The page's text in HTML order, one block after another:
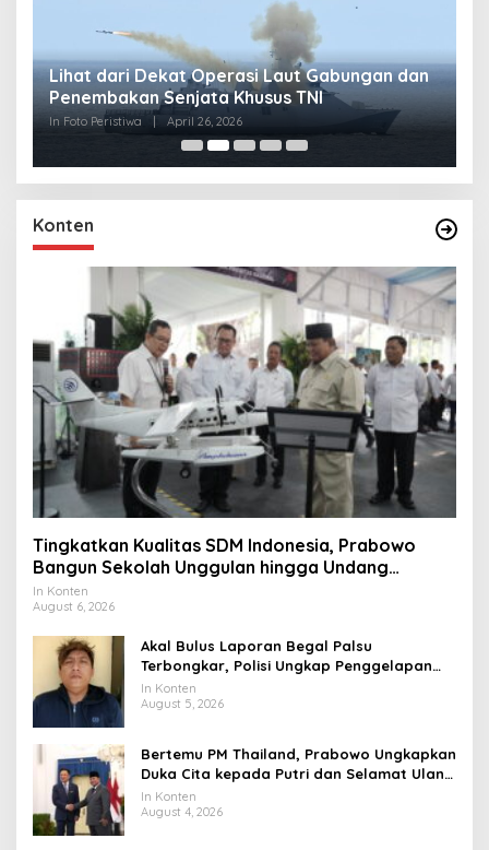
Lihat dari Dekat Operasi Laut Gabungan dan
Penembakan Senjata Khusus TNI
In Foto Peristiwa April 26, 2026
Konten
Tingkatkan Kualitas SDM Indonesia, Prabowo
Bangun Sekolah Unggulan hingga Undang
Universitas Terbaik Dunia
In Konten
August 6, 2026
Akal Bulus Laporan Begal Palsu
Terbongkar, Polisi Ungkap Penggelapan
Uang Perusahaan untuk Crypto
In Konten
August 5, 2026
Bertemu PM Thailand, Prabowo Ungkapkan
Duka Cita kepada Putri dan Selamat Ulang
Tahun ke Raja Thailand
In Konten
August 4, 2026